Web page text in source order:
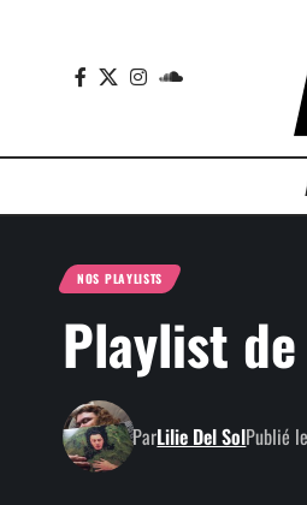
NOS PLAYLISTS
Playlist
ParLilie Del SolPublié